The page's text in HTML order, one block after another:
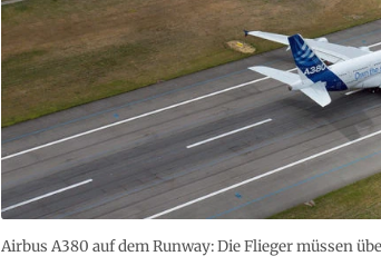
Airbus A380 auf dem Runway: Die Flieger müssen